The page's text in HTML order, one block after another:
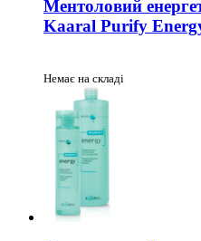
Ментоловий
Kaaral Purify
Немає на складі